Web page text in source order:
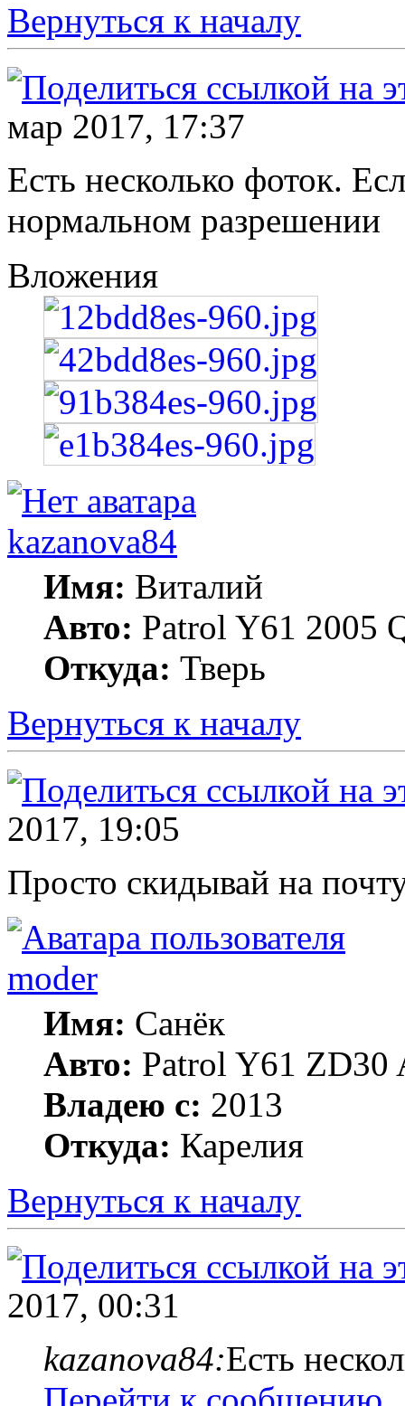
Вернуться к началу
мар 2017, 17:37
Есть несколько фоток.
нормальном разрешении
Вложения
kazanova84
Имя: Виталий
Авто: Patrol Y61
Откуда: Тверь
Вернуться к началу
2017, 19:05
Просто скидывай на
moder
Имя: Санёк
Авто: Patrol Y61 ZD30
Владею с: 2013
Откуда: Карелия
Вернуться к началу
2017, 00:31
kazanova84:Есть